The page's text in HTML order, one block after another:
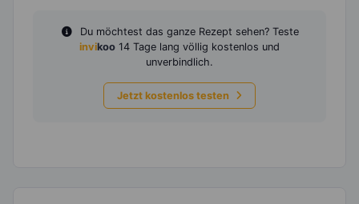
Du möchtest das ganze Rezept sehen? Teste
invikoo 14 Tage lang völlig kostenlos und
unverbindlich.
Jetzt kostenlos testen